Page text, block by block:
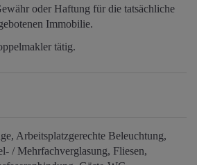
oder Haftung für die tatsächliche
Immobilie.
tätig.
Arbeitsplatzgerechte Beleuchtung
/ Mehrfachverglasung Fliesen